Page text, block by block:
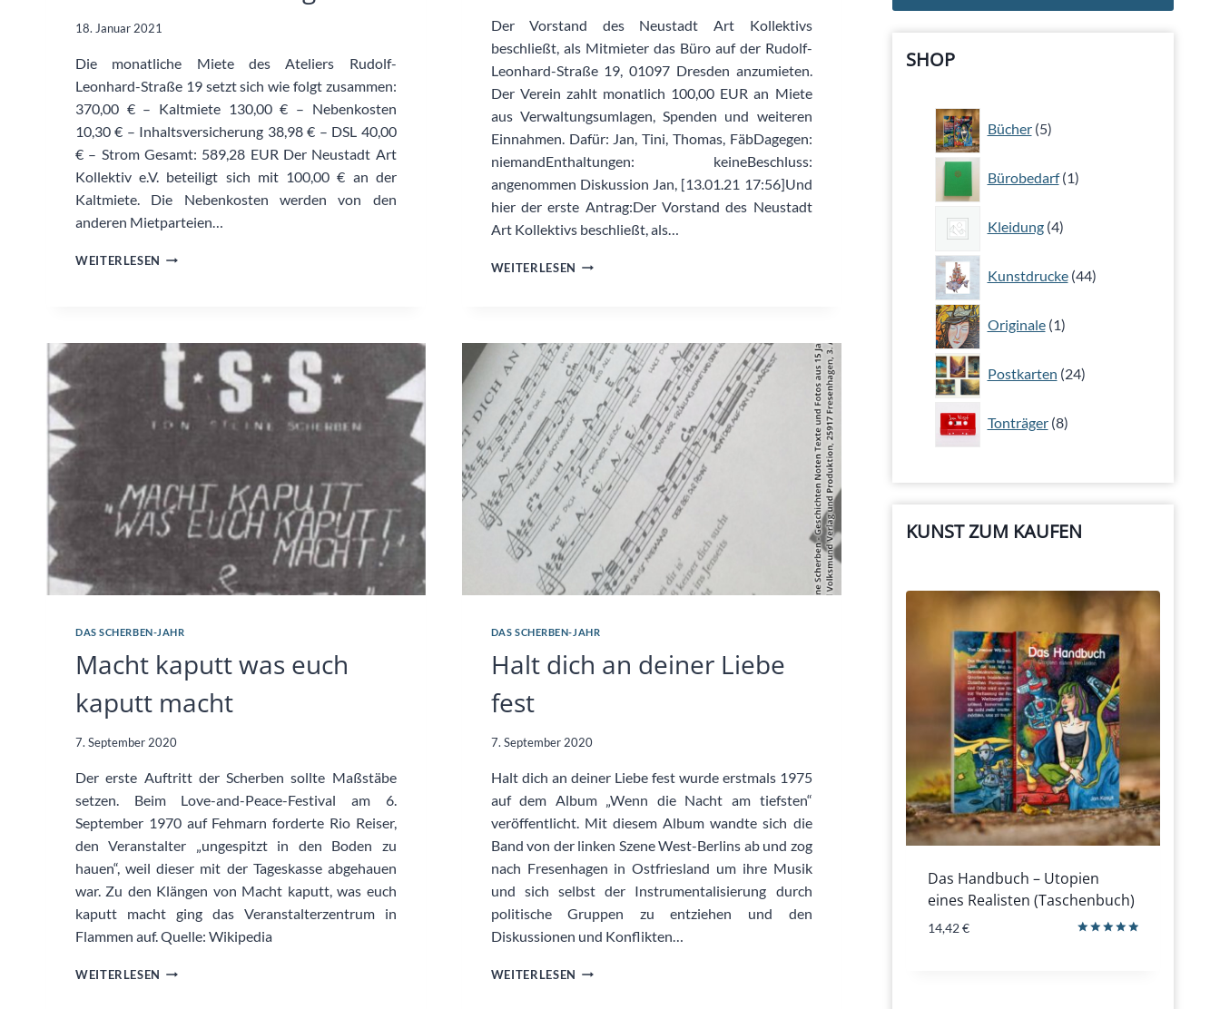
18. Januar 2021
Die monatliche Miete des Ateliers Rudolf-
Leonhard-Straße 19 setzt sich wie folgt zusammen:
370,00 € – Kaltmiete 130,00 € – Nebenkosten
10,30 € – Inhaltsversicherung 38,98 € – DSL 40,00
€ – Strom Gesamt: 589,28 EUR Der Neustadt Art
Kollektiv e.V. beteiligt sich mit 100,00 € an der
Kaltmiete. Die Nebenkosten werden von den
anderen Mietparteien…
WEITERLESEN VEREINBARUNG
Der Vorstand des Neustadt Art Kollektivs
beschließt, als Mitmieter das Büro auf der Rudolf-
Leonhard-Straße 19, 01097 Dresden anzumieten.
Der Verein zahlt monatlich 100,00 EUR an Miete
aus Verwaltungsumlagen, Spenden und weiteren
Einnahmen. Dafür: Jan, Tini, Thomas, FäbDagegen:
niemandEnthaltungen: keineBeschluss:
angenommen Diskussion Jan, [13.01.21 17:56]Und
hier der erste Antrag:Der Vorstand des Neustadt
Art Kollektivs beschließt, als…
WEITERLESEN EINMIETUNG
DAS SCHERBEN-JAHR
Macht kaputt was euch
kaputt macht
7. September 2020
Der erste Auftritt der Scherben sollte Maßstäbe
setzen. Beim Love-and-Peace-Festival am 6.
September 1970 auf Fehmarn forderte Rio Reiser,
den Veranstalter „ungespitzt in den Boden zu
hauen“, weil dieser mit der Tageskasse abgehauen
war. Zu den Klängen von Macht kaputt, was euch
kaputt macht ging das Veranstalterzentrum in
Flammen auf. Quelle: Wikipedia
WEITERLESEN MACHT
DAS SCHERBEN-JAHR
Halt dich an deiner Liebe
fest
7. September 2020
Halt dich an deiner Liebe fest wurde erstmals 1975
auf dem Album „Wenn die Nacht am tiefsten“
veröffentlicht. Mit diesem Album wandte sich die
Band von der linken Szene West-Berlins ab und zog
nach Fresenhagen in Ostfriesland um ihre Musik
und sich selbst der Instrumentalisierung durch
politische Gruppen zu entziehen und den
Diskussionen und Konflikten…
WEITERLESEN HALT
SHOP
Bücher 5
5
Produkte
Bürobedarf 1
1
Produkt
Kleidung 4
4
Produkte
Kunstdrucke 44
44
Produkte
Originale 1
1
Produkt
Postkarten 24
24
Produkte
Tonträger 8
8
Produkte
KUNST ZUM KAUFEN
Das Handbuch – Utopien
eines Realisten (Taschenbuch)
14,42€